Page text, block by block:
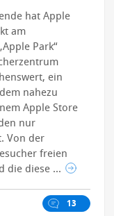
hat Apple
am
Park“
ein
nahezu
Apple Store
nur
Von der
freien
die diese ...
13